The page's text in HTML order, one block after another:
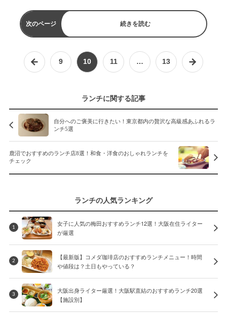
次のページ 続きを読む
9 10 11 … 13
ランチに関する記事
自分へのご褒美に行きたい！東京都内の贅沢な高級感あふれるラ
ンチ5選
鹿沼でおすすめのランチ店8選！和食・洋食のおしゃれランチを
チェック
ランチの人気ランキング
1
女子に人気の梅田おすすめランチ12選！大阪在住ライター
が厳選
2
【最新版】コメダ珈琲店のおすすめランチメニュー！時間
や値段は？土日もやっている？
3
大阪出身ライター厳選！大阪駅直結のおすすめランチ20選
【施設別】